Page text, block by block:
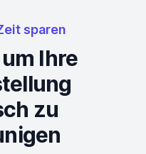
sparen
Ihre
zu